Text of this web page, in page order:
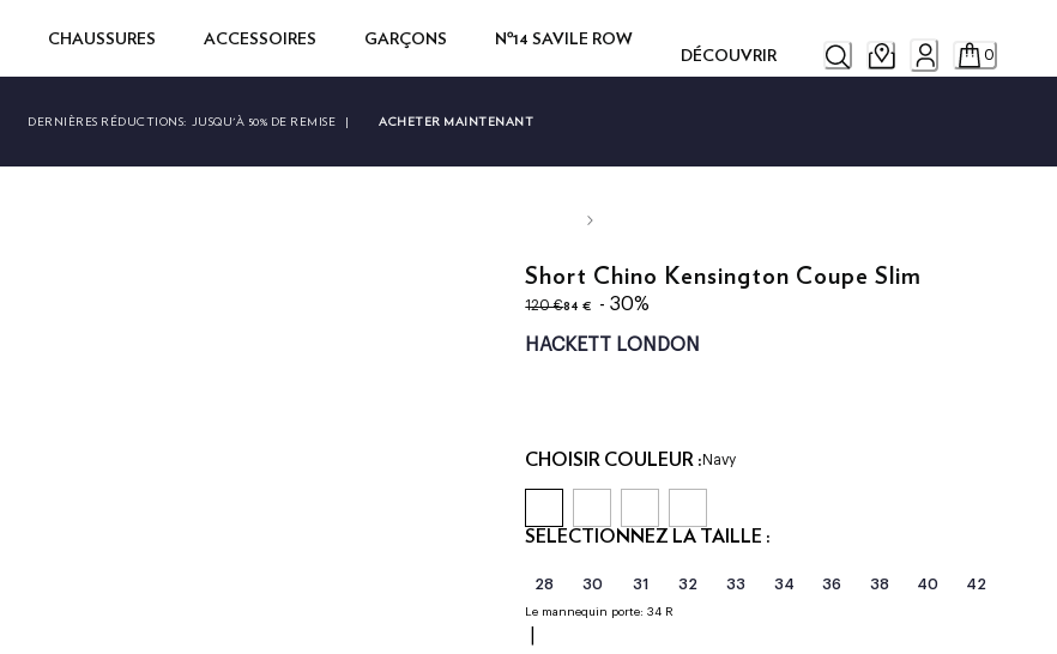
CHAUSSURES ACCESSOIRES GARÇONS
Nº14 SAVILE ROW
DÉCOUVRIR
0
DERNIÈRES RÉDUCTIONS: JUSQU'À 50% DE REMISE | ACHETER MAINTENANT
Short Chino Kensington Coupe Slim
120 €
original price 120 €
84 €
current price 84 €
- 30%
HACKETT LONDON
CHOISIR COULEUR :Navy
SÉLECTIONNEZ LA TAILLE :
28 30 31 32 33 34 36 38 40 42
Le mannequin porte:34 R